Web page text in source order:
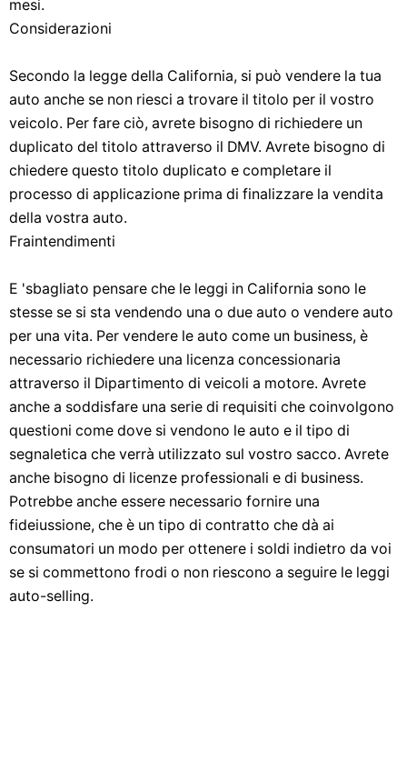
mesi.
Considerazioni
Secondo la legge della California, si può vendere la tua
auto anche se non riesci a trovare il titolo per il vostro
veicolo. Per fare ciò, avrete bisogno di richiedere un
duplicato del titolo attraverso il DMV. Avrete bisogno di
chiedere questo titolo duplicato e completare il
processo di applicazione prima di finalizzare la vendita
della vostra auto.
Fraintendimenti
E 'sbagliato pensare che le leggi in California sono le
stesse se si sta vendendo una o due auto o vendere auto
per una vita. Per vendere le auto come un business, è
necessario richiedere una licenza concessionaria
attraverso il Dipartimento di veicoli a motore. Avrete
anche a soddisfare una serie di requisiti che coinvolgono
questioni come dove si vendono le auto e il tipo di
segnaletica che verrà utilizzato sul vostro sacco. Avrete
anche bisogno di licenze professionali e di business.
Potrebbe anche essere necessario fornire una
fideiussione, che è un tipo di contratto che dà ai
consumatori un modo per ottenere i soldi indietro da voi
se si commettono frodi o non riescono a seguire le leggi
auto-selling.